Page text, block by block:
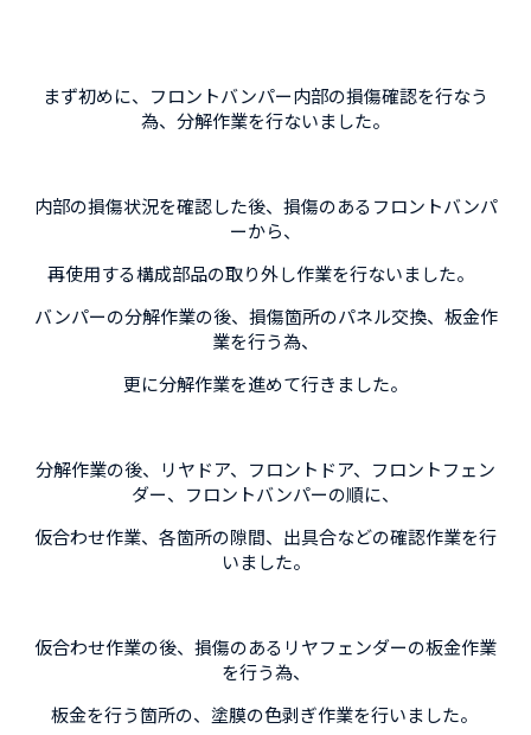
まず初めに、フロントバンパー内部の損傷確認を行なう
為、分解作業を行ないました。
内部の損傷状況を確認した後、損傷のあるフロントバンパ
ーから、
再使用する構成部品の取り外し作業を行ないました。
バンパーの分解作業の後、損傷箇所のパネル交換、板金作
業を行う為、
更に分解作業を進めて行きました。
分解作業の後、リヤドア、フロントドア、フロントフェン
ダー、フロントバンパーの順に、
仮合わせ作業、各箇所の隙間、出具合などの確認作業を行
いました。
仮合わせ作業の後、損傷のあるリヤフェンダーの板金作業
を行う為、
板金を行う箇所の、塗膜の色剥ぎ作業を行いました。